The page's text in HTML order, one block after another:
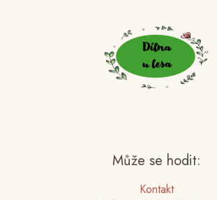
Může se hodit:
Kontakt